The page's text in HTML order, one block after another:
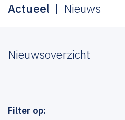
Actueel Nieuws
Nieuwsoverzicht
Filter op: